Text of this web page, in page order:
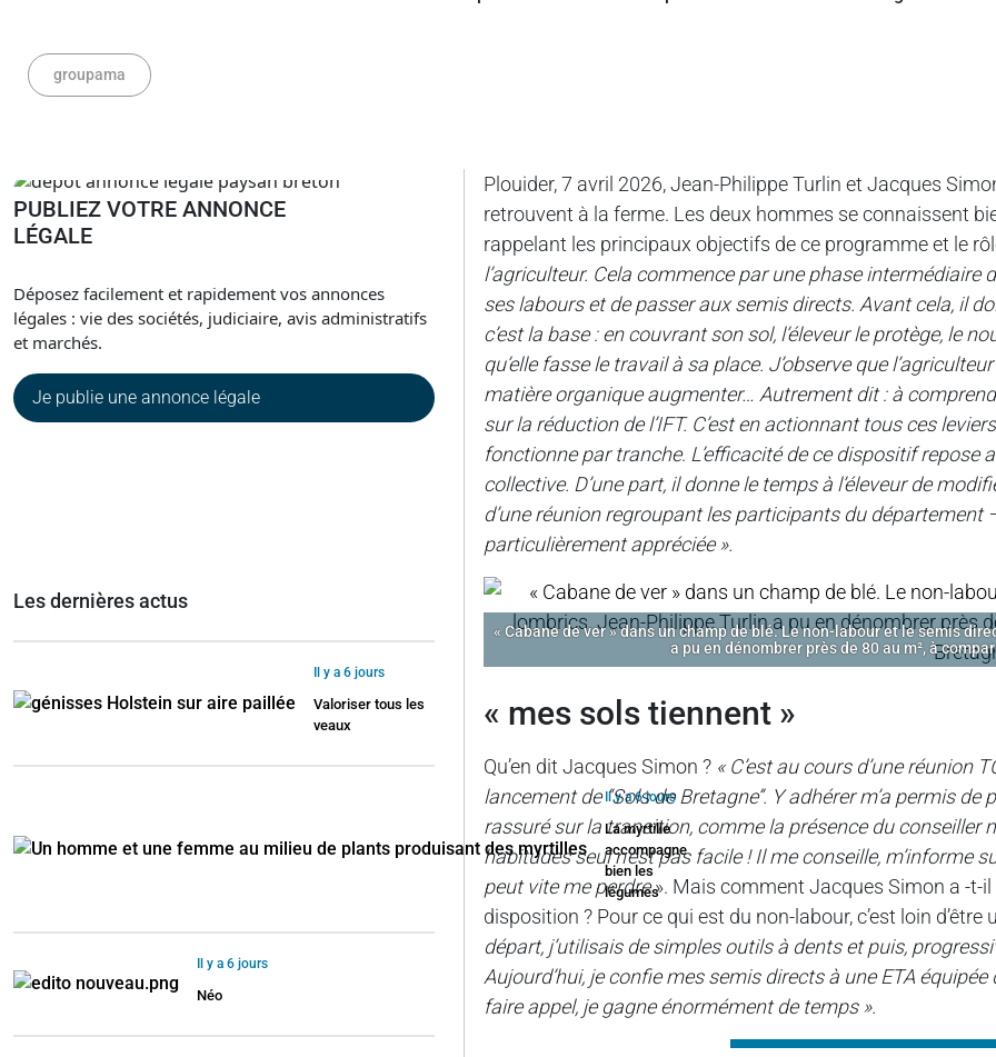
groupama
Plouider, 7 avril 2026, Jean-Philippe Turlin et Jacques
retrouvent à la ferme. Les deux hommes se connaissent
rappelant les principaux objectifs de ce programme et le
l’agriculteur. Cela commence par une phase intermédiaire
ses labours et de passer aux semis directs. Avant cela, il
c’est la base : en couvrant son sol, l’éleveur le protège, le
qu’elle fasse le travail à sa place. J’observe que
matière organique augmenter… Autrement dit : à
sur la réduction de l’IFT. C’est en actionnant tous ces
fonctionne par tranche. L’efficacité de ce dispositif
collective. D’une part, il donne le temps à l’éleveur de
d’une réunion regroupant les participants du
particulièrement appréciée ».
« Cabane de ver » dans un champ de blé. Le non-labour et le semis
a pu en dénombrer près de 80 au m², à
« mes sols tiennent »
Qu’en dit Jacques Simon ? « C’est au cours d’une réunion
lancement de ‘‘Sols de Bretagne’’. Y adhérer m’a permis
rassuré sur la transition, comme la présence du conseiller
habitudes seul n’est pas facile ! Il me conseille,
peut vite me perdre». Mais comment Jacques Simon a -t-
disposition ? Pour ce qui est du non-labour, c’est loin d’être
départ, j’utilisais de simples outils à dents et puis,
Aujourd’hui, je confie mes semis directs à une ETA
faire appel, je gagne énormément de temps ».
PUBLIEZ VOTRE ANNONCE
LÉGALE
Déposez facilement et rapidement vos annonces
légales : vie des sociétés, judiciaire, avis administratifs
et marchés.
Je publie une annonce légale
Les dernières actus
Il y a 6 jours
Valoriser tous les
veaux
Il y a 6 jours
La myrtille
accompagne
bien les
légumes
Il y a 6 jours
Néo